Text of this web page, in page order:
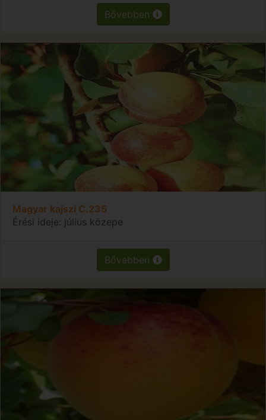
Bővebben
Magyar kajszi C.235
Érési ideje: július közepe
Bővebben